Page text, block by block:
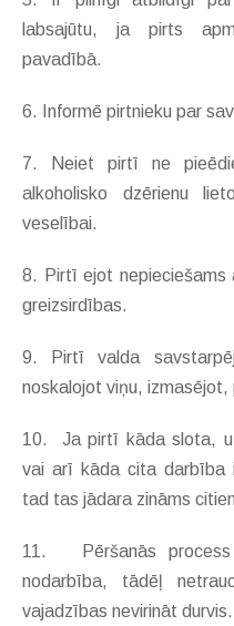
labsajūtu, ja pirts
pavadībā.
6. Informē pirtnieku par
7. Neiet pirtī ne
alkoholisko dzērienu
veselībai.
8. Pirtī ejot nepieciešams
greizsirdības.
9. Pirtī valda
noskalojot viņu,
10. Ja pirtī kāda slota,
vai arī kāda cita darbība
tad tas jādara zināms
11. Pēršanās process
nodarbība, tādēļ
vajadzības nevirināt